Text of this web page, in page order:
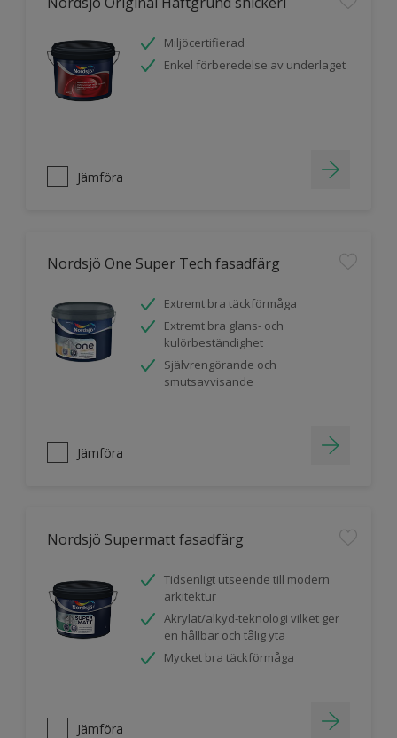
Miljöcertifierad
Enkel förberedelse av underlaget
Jämföra
Nordsjö One Super Tech fasadfärg
Extremt bra täckförmåga
Extremt bra glans- och
kulörbeständighet
Självrengörande och
smutsavvisande
Jämföra
Nordsjö Supermatt fasadfärg
Tidsenligt utseende till modern
arkitektur
Akrylat/alkyd-teknologi vilket ger
en hållbar och tålig yta
Mycket bra täckförmåga
Jämföra